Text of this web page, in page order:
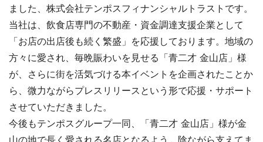
ました、株式会社テンポスフィナンシャルトラストです。
当社は、飲食店専門の不動産・資金調達支援企業として
「お店の出店後も続く繁盛」を応援しております。地域の
方々に愛され、毎晩賑わいを見せる「青二才 金山店」様
が、さらに街を活気づける本イベントを企画されたことか
ら、微力ながらプレスリリースという形で応援・サポート
させていただきました。
今後もテンポスグループ一同、「青二才 金山店」様が金
山の地で長く愛される名店となるよう、陰ながら支えてま